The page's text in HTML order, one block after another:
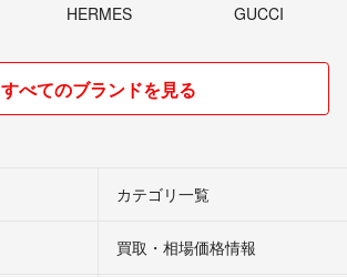
HERMES GUCCI
すべてのブランドを見る
カテゴリ一覧
買取・相場価格情報